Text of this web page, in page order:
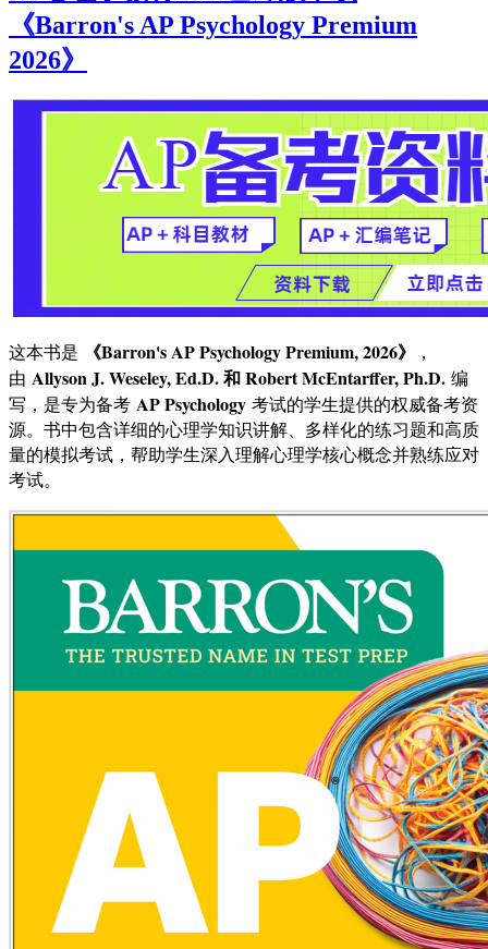
《Barron's AP Psychology Premium
2026》
这本书是 《Barron's AP Psychology Premium, 2026》
，
由 Allyson J. Weseley, Ed.D. 和 Robert McEntarffer, Ph.D. 编
写，是专为备考 AP Psychology 考试的学生提供的权威备考资
源。书中包含详细的心理学知识讲解、多样化的练习题和高质
量的模拟考试，帮助学生深入理解心理学核心概念并熟练应对
考试。